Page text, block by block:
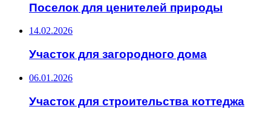
Поселок для ценителей природы
14.02.2026
Участок для загородного дома
06.01.2026
Участок для строительства коттеджа